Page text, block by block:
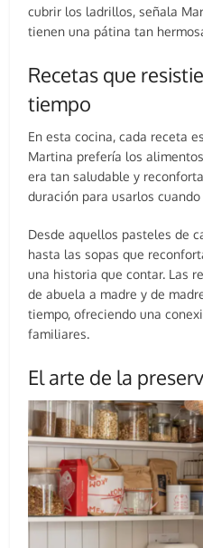
cubrir los ladrillos, señala
tienen una pátina tan
Recetas que
tiempo
En esta cocina, cada receta
Martina prefería los
era tan saludable y
duración para usarlos
Desde aquellos pasteles de
hasta las sopas que
una historia que contar. Las
de abuela a madre y de
tiempo, ofreciendo una
familiares.
El arte de la